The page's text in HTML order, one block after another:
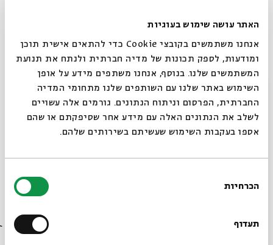
האתר עושה שימוש בעוגיות
אנחנו משתמשים בקובצי Cookie כדי להתאים אישית תוכן
ומודעות, לספק תכונות של מדיה חברתית ולנתח את תנועת
המשתמשים שלנו. בנוסף, אנחנו משתפים מידע על אופן
השימוש באתר שלנו עם השותפים שלנו מתחומי המדיה
החברתית, הפרסום וניתוח הנתונים. גורמים אלה עשויים
לשלב את הנתונים האלה עם מידע אחר שסיפקתם או שהם
אספו בעקבות השימוש שעשיתם בשירותים שלהם.
הסכמה
הכרחיות
תעדוף
Wednesday I October 21st I 8pm
Rabbinic Attitudes towards Sex, Sexuality and
Marriage
Rabbinic sages appear to evince a broad range of
attitudes on proper sexual behavior as well as variant
approaches to the role of marriage (or celibacy). Was
this attitude due to the personal proclivities of
Rabbinic Attitudes and Interaction with
סגור